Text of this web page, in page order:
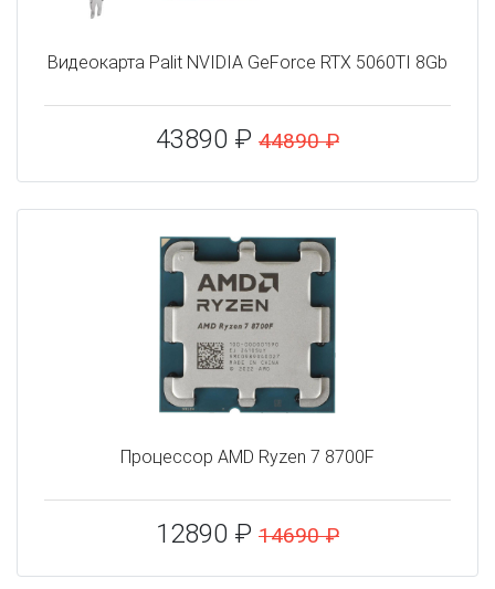
Видеокарта Palit NVIDIA GeForce RTX 5060TI 8Gb
43890 ₽ 44890 ₽
Процессор AMD Ryzen 7 8700F
12890 ₽ 14690 ₽